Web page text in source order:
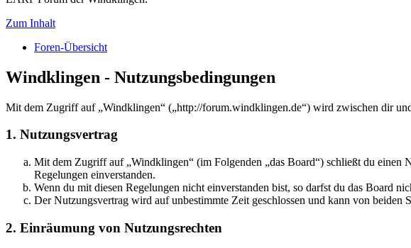
Zum Inhalt
Foren-Übersicht
Windklingen - Nutzungsbedingungen
Mit dem Zugriff auf „Windklingen“ („http://forum.windklingen.de“) wird zwischen dir
1. Nutzungsvertrag
Mit dem Zugriff auf „Windklingen“ (im Folgenden „das Board“) schließt du einen
Regelungen einverstanden.
Wenn du mit diesen Regelungen nicht einverstanden bist, so darfst du das Board
Der Nutzungsvertrag wird auf unbestimmte Zeit geschlossen und kann von beiden
2. Einräumung von Nutzungsrechten